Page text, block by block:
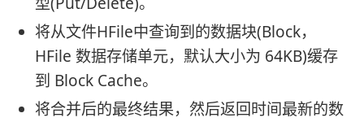
将从文件HFile中查询到的数据块(Block，
HFile 数据存储单元，默认大小为 64KB)缓存
到 Block Cache。
将合并后的最终结果，然后返回时间最新的数